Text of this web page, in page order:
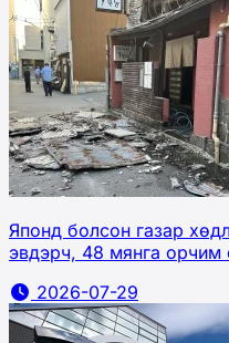
Японд болсон газар
эвдэрч, 48 мянга орчим
2026-07-29